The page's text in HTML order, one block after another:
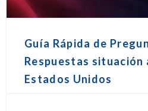
Guía Rápida de
Respuestas situación
Estados Unidos